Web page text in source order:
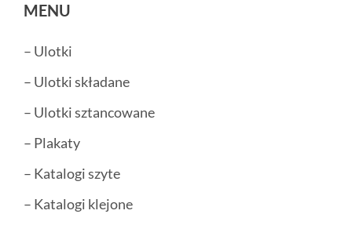
MENU
– Ulotki
– Ulotki składane
– Ulotki sztancowane
– Plakaty
– Katalogi szyte
– Katalogi klejone